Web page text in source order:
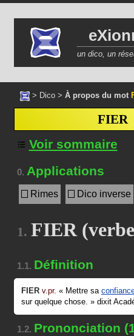
un dico, un
> Dico > À propos du mot
FIER
Voir sommaire
0. Applications
Rimes Dico inverse
1. FIER
1.1. Définition
FIER v.pr. « Mettre sa
sur quelque chose. » dixit
1.2. Prononciation